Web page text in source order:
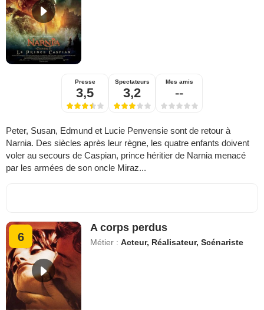
Presse
3,5
Spectateurs
3,2
Mes amis
--
Peter, Susan, Edmund et Lucie Penvensie sont de retour à
Narnia. Des siècles après leur règne, les quatre enfants doivent
voler au secours de Caspian, prince héritier de Narnia menacé
par les armées de son oncle Miraz...
6
A corps perdus
Métier :Acteur, Réalisateur, Scénariste